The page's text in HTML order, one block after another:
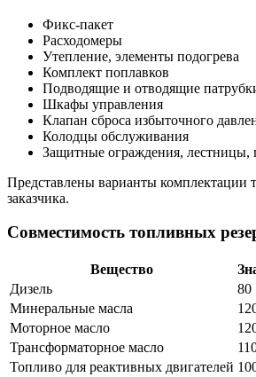
Фикс-пакет
Расходомеры
Утепление, элементы подогрева
Комплект поплавков
Подводящие и отводящие
Шкафы управления
Клапан сброса избыточного
Колодцы обслуживания
Защитные ограждения,
Представлены варианты комплектации
заказчика.
Совместимость топливных
Вещество
Дизель
80
Минеральные масла
Моторное масло
Трансформаторное масло
Топливо для реактивных двигателей